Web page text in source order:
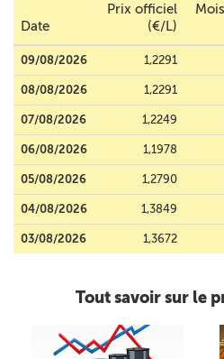
Date
Prix officiel
(€/L)
09/08/2026 1,2291
08/08/2026 1,2291
07/08/2026 1,2249
06/08/2026 1,1978
05/08/2026 1,2790
04/08/2026 1,3849
03/08/2026 1,3672
Tout savoir sur le